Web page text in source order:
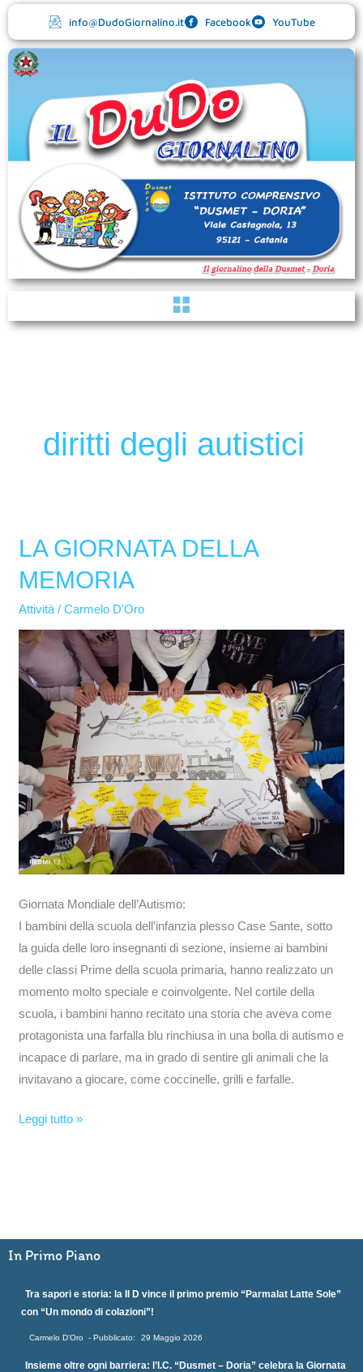
contenuto
info@DudoGiornalino.it Facebook YouTube
Menu
diritti degli autistici
LA GIORNATA DELLA
MEMORIA
Attività /Carmelo D'Oro
Giornata Mondiale dell’Autismo:
I bambini della scuola dell’infanzia plesso Case Sante, sotto
la guida delle loro insegnanti di sezione, insieme ai bambini
delle classi Prime della scuola primaria, hanno realizzato un
momento molto speciale e coinvolgente. Nel cortile della
scuola, i bambini hanno recitato una storia che aveva come
protagonista una farfalla blu rinchiusa in una bolla di autismo e
incapace di parlare, ma in grado di sentire gli animali che la
invitavano a giocare, come coccinelle, grilli e farfalle.
LA
DELLA
MEMORIA
Leggi tutto »
In Primo Piano
Tra sapori e storia: la II D vince il primo premio “Parmalat Latte Sole”
con “Un mondo di colazioni”!
Carmelo D'Oro 29 Maggio 2026
Insieme oltre ogni barriera: l’I.C. “Dusmet – Doria” celebra la Giornata